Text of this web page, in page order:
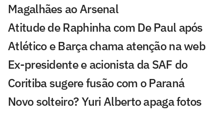
Magalhães ao Arsenal
Atitude de Raphinha com De Paul após
Atlético e Barça chama atenção na web
Ex-presidente e acionista da SAF do
Coritiba sugere fusão com o Paraná
Novo solteiro? Yuri Alberto apaga fotos